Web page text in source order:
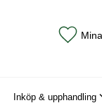
Inköp & upphandling